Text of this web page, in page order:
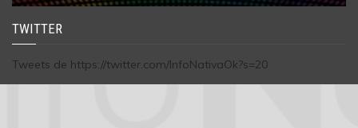
TWITTER
Tweets de https://twitter.com/InfoNativaOk?s=20